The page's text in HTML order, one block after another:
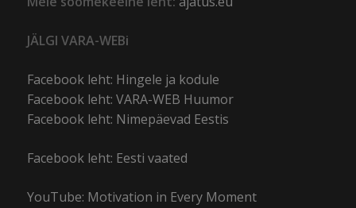
JÄLGI VARA-WEBi
Facebook leht: Hingele ja kodule
Facebook leht: VARA-WEB Huumor
Facebook leht: Nimepäevad Eestis
Facebook leht: Eesti vaated
YouTube: Motivation in Every Moment